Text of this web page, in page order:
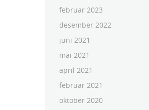
februar 2023
desember 2022
juni 2021
mai 2021
april 2021
februar 2021
oktober 2020